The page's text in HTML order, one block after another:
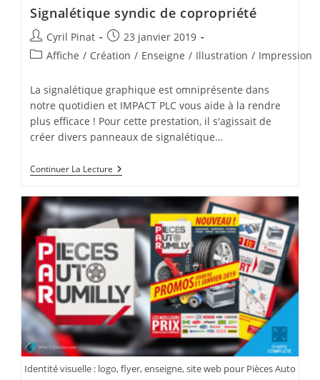
Signalétique syndic de copropriété
Auteur/autrice
de
Cyril Pinat
Publication
publiée :
23 janvier 2019
PostAffiche / Création / Enseigne / Illustration / Impression
La signalétique graphique est omniprésente dans
notre quotidien et IMPACT PLC vous aide à la rendre
plus efficace ! Pour cette prestation, il s'agissait de
créer divers panneaux de signalétique…
Continuer La Lecture Signalétique
Syndic
Copropriété
Identité visuelle : logo, flyer, enseigne, site web pour Pièces Auto